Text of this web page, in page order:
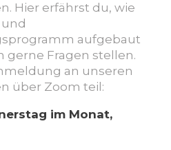
Hier erfährst du, wie
aufgebaut
gerne Fragen stellen.
an unseren
über Zoom teil:
im Monat,